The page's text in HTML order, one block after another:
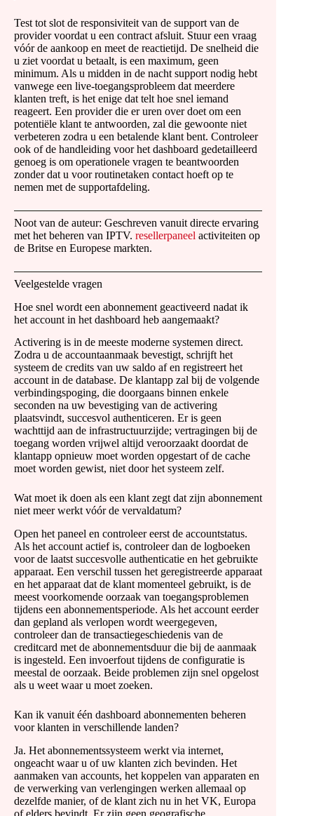
Test tot slot de responsiviteit van de support van de
provider voordat u een contract afsluit. Stuur een vraag
vóór de aankoop en meet de reactietijd. De snelheid die
u ziet voordat u betaalt, is een maximum, geen
minimum. Als u midden in de nacht support nodig hebt
vanwege een live-toegangsprobleem dat meerdere
klanten treft, is het enige dat telt hoe snel iemand
reageert. Een provider die er uren over doet om een ​​
potentiële klant te antwoorden, zal die gewoonte niet
verbeteren zodra u een betalende klant bent. Controleer
ook of de handleiding voor het dashboard gedetailleerd
genoeg is om operationele vragen te beantwoorden
zonder dat u voor routinetaken contact hoeft op te
nemen met de supportafdeling.
Noot van de auteur: Geschreven vanuit directe ervaring
met het beheren van IPTV. resellerpaneel activiteiten op
de Britse en Europese markten.
Veelgestelde vragen
Hoe snel wordt een abonnement geactiveerd nadat ik
het account in het dashboard heb aangemaakt?
Activering is in de meeste moderne systemen direct.
Zodra u de accountaanmaak bevestigt, schrijft het
systeem de credits van uw saldo af en registreert het
account in de database. De klantapp zal bij de volgende
verbindingspoging, die doorgaans binnen enkele
seconden na uw bevestiging van de activering
plaatsvindt, succesvol authenticeren. Er is geen
wachttijd aan de infrastructuurzijde; vertragingen bij de
toegang worden vrijwel altijd veroorzaakt doordat de
klantapp opnieuw moet worden opgestart of de cache
moet worden gewist, niet door het systeem zelf.
Wat moet ik doen als een klant zegt dat zijn abonnement
niet meer werkt vóór de vervaldatum?
Open het paneel en controleer eerst de accountstatus.
Als het account actief is, controleer dan de logboeken
voor de laatst succesvolle authenticatie en het gebruikte
apparaat. Een verschil tussen het geregistreerde apparaat
en het apparaat dat de klant momenteel gebruikt, is de
meest voorkomende oorzaak van toegangsproblemen
tijdens een abonnementsperiode. Als het account eerder
dan gepland als verlopen wordt weergegeven,
controleer dan de transactiegeschiedenis van de
creditcard met de abonnementsduur die bij de aanmaak
is ingesteld. Een invoerfout tijdens de configuratie is
meestal de oorzaak. Beide problemen zijn snel opgelost
als u weet waar u moet zoeken.
Kan ik vanuit één dashboard abonnementen beheren
voor klanten in verschillende landen?
Ja. Het abonnementssysteem werkt via internet,
ongeacht waar u of uw klanten zich bevinden. Het
aanmaken van accounts, het koppelen van apparaten en
de verwerking van verlengingen werken allemaal op
dezelfde manier, of de klant zich nu in het VK, Europa
of elders bevindt. Er zijn geen geografische